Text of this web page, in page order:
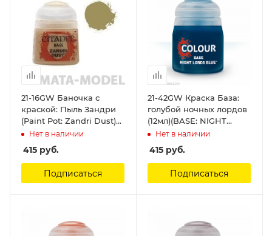
21-16GW Баночка с
краской: Пыль Зандри
(Paint Pot: Zandri Dust)
Citadel
Нет в наличии
415 руб.
Подписаться
21-42GW Краска База:
голубой ночных лордов
(12мл)(BASE: NIGHT
LORDS BLUE (12ML))
Нет в наличии
415 руб.
Подписаться